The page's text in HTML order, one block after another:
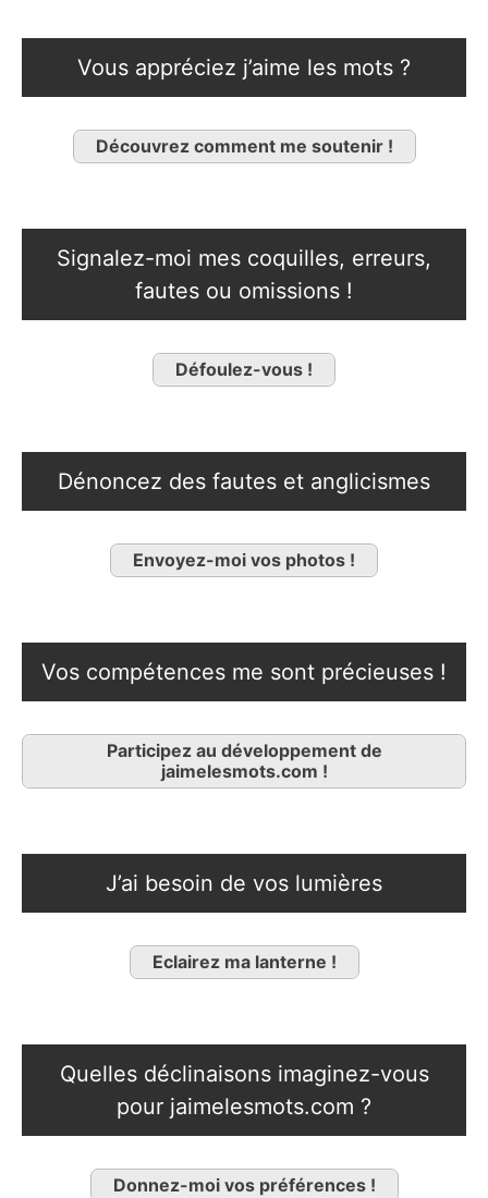
Vous appréciez j’aime les mots ?
Découvrez comment me soutenir !
Signalez-moi mes coquilles, erreurs,
fautes ou omissions !
Défoulez-vous !
Dénoncez des fautes et anglicismes
Envoyez-moi vos photos !
Vos compétences me sont précieuses !
Participez au développement de
jaimelesmots.com !
J’ai besoin de vos lumières
Eclairez ma lanterne !
Quelles déclinaisons imaginez-vous
pour jaimelesmots.com ?
Donnez-moi vos préférences !